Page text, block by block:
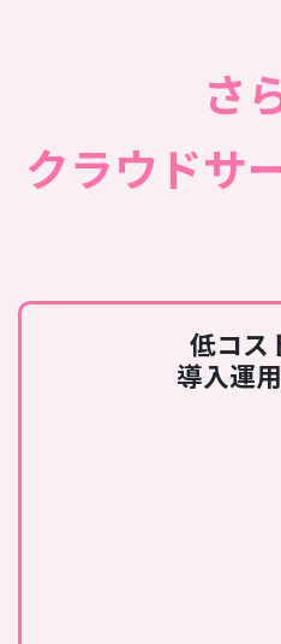
さ
クラウドサ
低コス
導入運